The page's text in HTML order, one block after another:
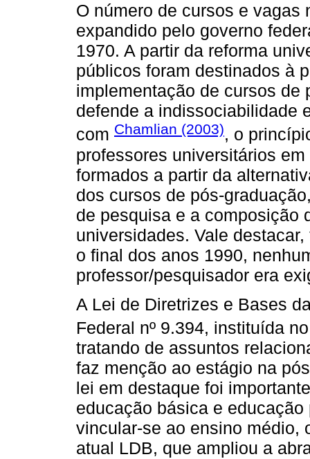
O número de cursos e
expandido pelo governo
1970. A partir da reforma
públicos foram destinados à
implementação de cursos de
defende a indissociabilidade
com Chamlian (2003), o
professores universitários
formados a partir da
dos cursos de pós-
de pesquisa e a composição
universidades. Vale
o final dos anos 1990,
professor/pesquisador era
A Lei de Diretrizes e Bases
Federal nº 9.394, instituída
tratando de assuntos
faz menção ao estágio na
lei em destaque foi
educação básica e
vincular-se ao ensino médio,
atual LDB, que ampliou a